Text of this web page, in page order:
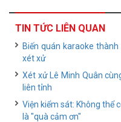
TIN TỨC LIÊN QUAN
Biến quán karaoke
xét xử
Xét xử Lê Minh Quân
liên tỉnh
Viện kiểm sát: Không thể
là "quà cảm ơn"